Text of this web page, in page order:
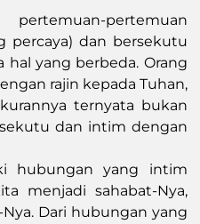
pertemuan
percaya) dan bersekutu
hal yang berbeda. Orang
rajin kepada Tuhan,
ternyata bukan
dan intim dengan
hubungan yang intim
menjadi sahabat-Nya,
Dari hubungan yang